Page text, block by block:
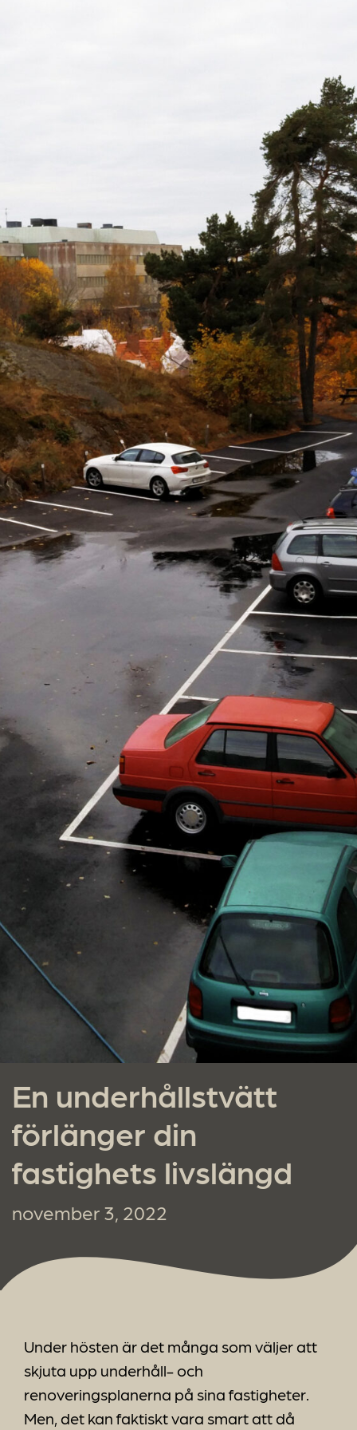
En underhålls­tvätt
förlänger din
fastighets livslängd
november 3, 2022
Under hösten är det många som väljer att
skjuta upp underhåll- och
renoveringsplanerna på sina fastigheter.
Men, det kan faktiskt vara smart att då